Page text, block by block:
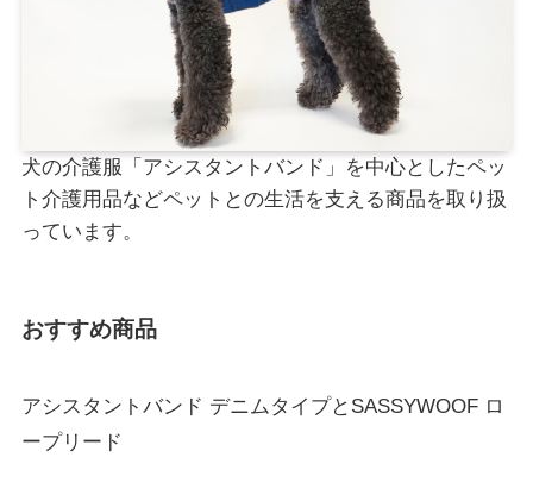
犬の介護服「アシスタントバンド」を中心としたペッ
ト介護用品などペットとの生活を支える商品を取り扱
っています。
おすすめ商品
アシスタントバンド デニムタイプとSASSYWOOF ロ
ープリード